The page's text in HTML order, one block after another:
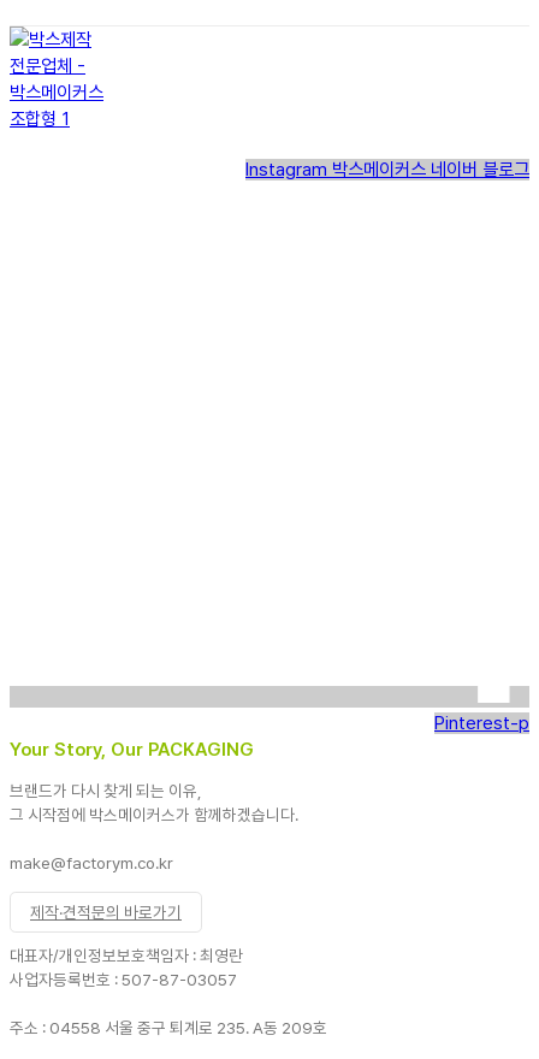
Instagram 박스메이커스 네이버 블로그
Pinterest-p
Your Story, Our PACKAGING
브랜드가 다시 찾게 되는 이유,
그 시작점에 박스메이커스가 함께하겠습니다.
make@factorym.co.kr
제작·견적문의 바로가기
대표자/개인정보보호책임자 : 최영란
사업자등록번호 : 507-87-03057
주소 : 04558 서울 중구 퇴계로 235. A동 209호